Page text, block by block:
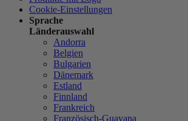
Cookie-Einstellungen
Sprache
Länderauswahl
Andorra
Belgien
Bulgarien
Dänemark
Estland
Finnland
Frankreich
Französisch-Guayana